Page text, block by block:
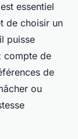
essentiel
de choisir un
puisse
compte de
de
ou